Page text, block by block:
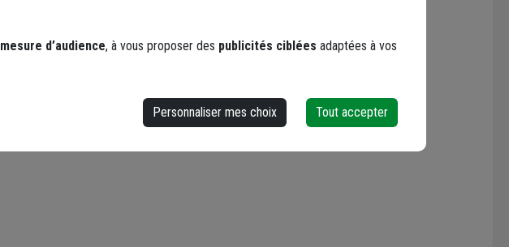
mesure d’audience, à vous proposer des publicités ciblées adaptées à vos
Personnaliser mes choix Tout accepter